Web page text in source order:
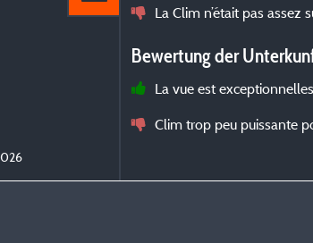
La Clim n’était pas
Bewertung der
La vue est exceptionnelles
Clim trop peu puissante